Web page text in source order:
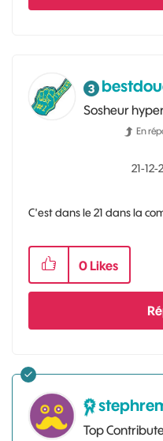
Sosheur
En
‎21-12-
C'est dans le 21 dans la
0 Likes
Top